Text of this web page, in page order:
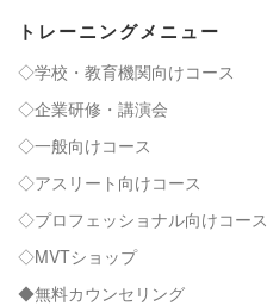
トレーニングメニュー
◇学校・教育機関向けコース
◇企業研修・講演会
◇一般向けコース
◇アスリート向けコース
◇プロフェッショナル向けコース
◇MVTショップ
◆無料カウンセリング